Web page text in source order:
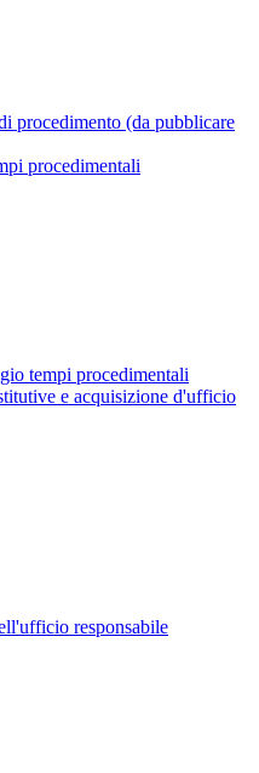
procedimento (da pubblicare
procedimentali
tempi procedimentali
e acquisizione d'ufficio
responsabile